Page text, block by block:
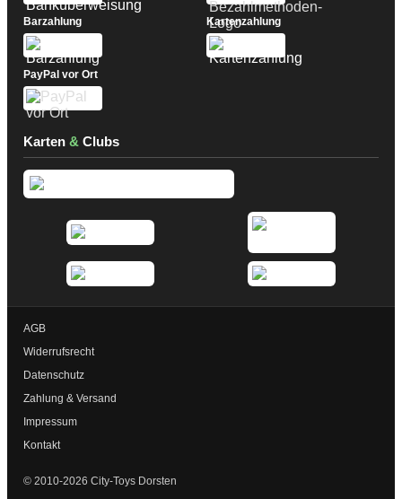
Barzahlung Kartenzahlung
PayPal vor Ort
Karten & Clubs
AGB
Widerrufsrecht
Datenschutz
Zahlung & Versand
Impressum
Kontakt
© 2010-2026 City-Toys Dorsten